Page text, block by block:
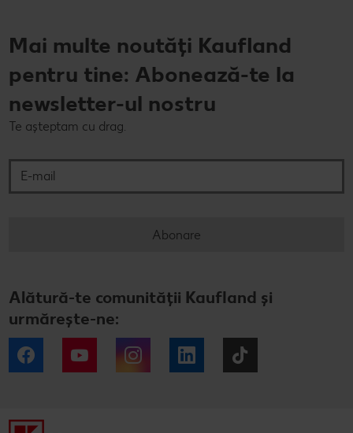
Mai multe noutăți Kaufland
pentru tine: Abonează-te la
newsletter-ul nostru
Te așteptam cu drag.
Abonare
Alătură-te comunității Kaufland și
urmărește-ne:
Facebook YouTube Instagram LinkedIn